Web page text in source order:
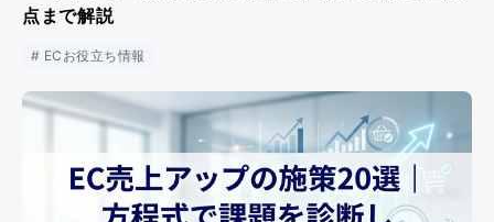
点まで解説
ECお役立ち情報